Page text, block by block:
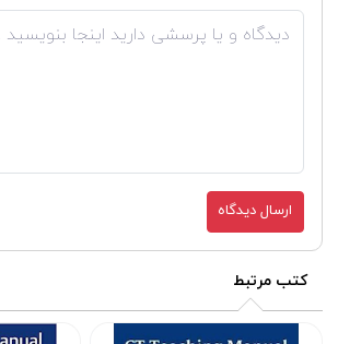
ارسال دیدگاه
کتب مرتبط